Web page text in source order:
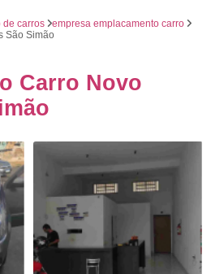
de carros
empresa emplacamento carro
São Simão
Carro Novo